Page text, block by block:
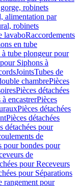
robinets
alimentation par
robinets
lavaboRaccordements
en tube
à tube plongeur pour
Siphons à
JointsTubes de
chambrePièces
Pièces détachées
à encastrerPièces
Pièces détachées
Pièces détachées
détachées pour
de
pour bondes pour
de
pour Receveurs
pour Séparations
rangement pour